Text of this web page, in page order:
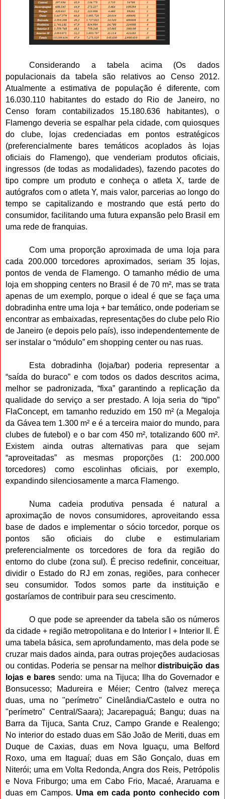
Considerando a tabela acima (Os dados
populacionais da tabela são relativos ao Censo 2012.
Atualmente a estimativa de população é diferente, com
16.030.110 habitantes do estado do Rio de Janeiro, no
Censo foram contabilizados 15.180.636 habitantes), o
Flamengo deveria se espalhar pela cidade, com quiosques
do clube, lojas credenciadas em pontos estratégicos
(preferencialmente bares temáticos acoplados às lojas
oficiais do Flamengo), que venderiam produtos oficiais,
ingressos (de todas as modalidades), fazendo pacotes do
tipo compre um produto e conheça o atleta X, tarde de
autógrafos com o atleta Y, mais valor, parcerias ao longo do
tempo se capitalizando e mostrando que está perto do
consumidor, facilitando uma futura expansão pelo Brasil em
uma rede de franquias.
Com uma proporção aproximada de uma loja para
cada 200.000 torcedores aproximados, seriam 35 lojas,
pontos de venda de Flamengo. O tamanho médio de uma
loja em shopping centers no Brasil é de 70 m², mas se trata
apenas de um exemplo, porque o ideal é que se faça uma
dobradinha entre uma loja + bar temático, onde poderiam se
encontrar as embaixadas, representações do clube pelo Rio
de Janeiro (e depois pelo país), isso independentemente de
ser instalar o “módulo” em shopping center ou nas ruas.
Esta dobradinha (loja/bar) poderia representar a
“saída do buraco” e com todos os dados descritos acima,
melhor se padronizada, “fixa” garantindo a replicação da
qualidade do serviço a ser prestado. A loja seria do “tipo”
FlaConcept, em tamanho reduzido em 150 m² (a Megaloja
da Gávea tem 1.300 m² e é a terceira maior do mundo, para
clubes de futebol) e o bar com 450 m², totalizando 600 m².
Existem ainda outras alternativas para que sejam
“aproveitadas” as mesmas proporções (1: 200.000
torcedores) como escolinhas oficiais, por exemplo,
expandindo silenciosamente a marca Flamengo.
Numa cadeia produtiva pensada é natural a
aproximação de novos consumidores, aproveitando essa
base de dados e implementar o sócio torcedor, porque os
pontos são oficiais do clube e estimulariam
preferencialmente os torcedores de fora da região do
entorno do clube (zona sul). É preciso redefinir, conceituar,
dividir o Estado do RJ em zonas, regiões, para conhecer
seu consumidor. Todos somos parte da instituição e
gostaríamos de contribuir para seu crescimento.
O que pode se apreender da tabela são os números
da cidade + região metropolitana e do Interior I + Interior II. É
uma tabela básica, sem aprofundamento, mas dela pode se
cruzar mais dados ainda, para outras projeções audaciosas
ou contidas. Poderia se pensar na melhordistribuição das
lojas e baressendo: uma na Tijuca; Ilha do Governador e
Bonsucesso; Madureira e Méier; Centro (talvez mereça
duas, uma no "perímetro" Cinelândia/Castelo e outra no
"perímetro" Central/Saara); Jacarepaguá; Bangu; duas na
Barra da Tijuca, Santa Cruz, Campo Grande e Realengo;
No interior do estado duas em São João de Meriti, duas em
Duque de Caxias, duas em Nova Iguaçu, uma Belford
Roxo, uma em Itaguaí; duas em São Gonçalo, duas em
Niterói; uma em Volta Redonda, Angra dos Reis, Petrópolis
e Nova Friburgo; uma em Cabo Frio, Macaé, Araruama e
duas em Campos. Uma em cada ponto conhecido com